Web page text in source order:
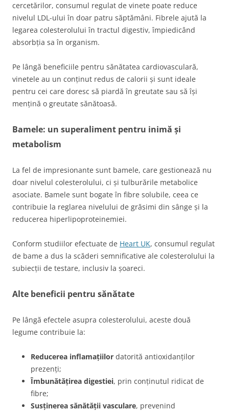
cercetărilor, consumul regulat de vinete poate reduce
nivelul LDL-ului în doar patru săptămâni. Fibrele ajută la
legarea colesterolului în tractul digestiv, împiedicând
absorbția sa în organism.
Pe lângă beneficiile pentru sănătatea cardiovasculară,
vinetele au un conținut redus de calorii și sunt ideale
pentru cei care doresc să piardă în greutate sau să își
mențină o greutate sănătoasă.
Bamele: un superaliment pentru inimă și
metabolism
La fel de impresionante sunt bamele, care gestionează nu
doar nivelul colesterolului, ci și tulburările metabolice
asociate. Bamele sunt bogate în fibre solubile, ceea ce
contribuie la reglarea nivelului de grăsimi din sânge și la
reducerea hiperlipoproteinemiei.
Conform studiilor efectuate de Heart UK, consumul regulat
de bame a dus la scăderi semnificative ale colesterolului la
subiecții de testare, inclusiv la șoareci.
Alte beneficii pentru sănătate
Pe lângă efectele asupra colesterolului, aceste două
legume contribuie la:
Reducerea inflamațiilor datorită antioxidanților
prezenți;
Îmbunătățirea digestiei, prin conținutul ridicat de
fibre;
Susținerea sănătății vasculare, prevenind